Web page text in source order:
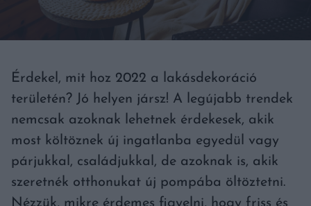
Érdekel, mit hoz 2022 a lakásdekoráció
területén? Jó helyen jársz! A legújabb trendek
nemcsak azoknak lehetnek érdekesek, akik
most költöznek új ingatlanba egyedül vagy
párjukkal, családjukkal, de azoknak is, akik
szeretnék otthonukat új pompába öltöztetni.
Nézzük, mikre érdemes figyelni, hogy friss és